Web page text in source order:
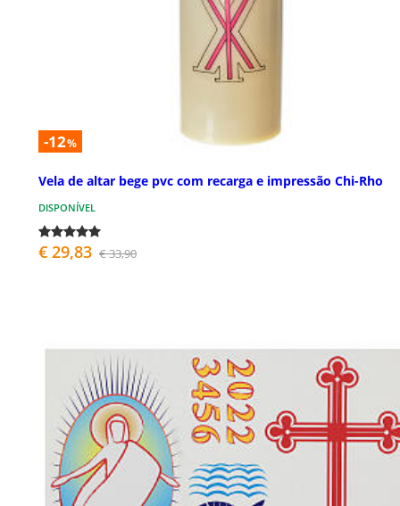
-12%
Vela de altar bege pvc com recarga e impressão Chi-Rho
DISPONÍVEL
€ 29,83 € 33,90